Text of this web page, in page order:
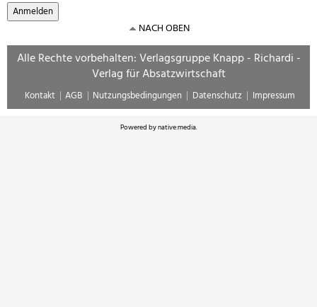
NACH OBEN
Alle Rechte vorbehalten: Verlagsgruppe Knapp - Richardi -
Verlag für Absatzwirtschaft
Kontakt AGB Nutzungsbedingungen Datenschutz Impressum
Powered bynative:media.